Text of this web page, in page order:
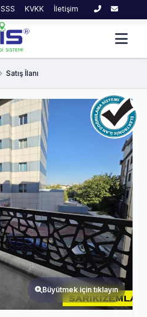
SSS KVKK İletişim
Satış İlanı
Büyütmek için tıklayın